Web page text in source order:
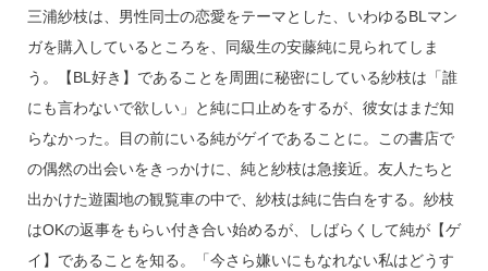
三浦紗枝は、男性同士の恋愛をテーマとした、いわゆるBLマン
ガを購入しているところを、同級生の安藤純に見られてしま
う。【BL好き】であることを周囲に秘密にしている紗枝は「誰
にも言わないで欲しい」と純に口止めをするが、彼女はまだ知
らなかった。目の前にいる純がゲイであることに。この書店で
の偶然の出会いをきっかけに、純と紗枝は急接近。友人たちと
出かけた遊園地の観覧車の中で、紗枝は純に告白をする。紗枝
はOKの返事をもらい付き合い始めるが、しばらくして純が【ゲ
イ】であることを知る。「今さら嫌いにもなれない私はどうす